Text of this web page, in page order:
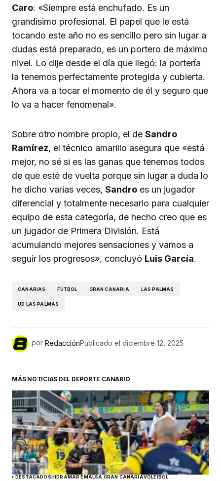
Caro: «Siempre está enchufado. Es un
grandísimo profesional. El papel que le está
tocando este año no es sencillo pero sin lugar a
dudas está preparado, es un portero de máximo
nivel. Lo dije desde el día que llegó: la portería
la tenemos perfectamente protegida y cubierta.
Ahora va a tocar el momento de él y seguro que
lo va a hacer fenomenal».
Sobre otro nombre propio, el de Sandro
Ramírez, el técnico amarillo asegura que «está
mejor, no sé si es las ganas que tenemos todos
de que esté de vuelta porque sin lugar a duda lo
he dicho varias veces, Sandro es un jugador
diferencial y totalmente necesario para cualquier
equipo de esta categoría, de hecho creo que es
un jugador de Primera División. Está
acumulando mejores sensaciones y vamos a
seguir los progresos», concluyó Luis García.
CANARIAS FÚTBOL GRAN CANARIA LAS PALMAS
UD LAS PALMAS
por RedacciónPublicado el diciembre 12, 2025
MÁS NOTICIAS DEL DEPORTE CANARIO
DESTACADOS HIDRAMAR EMALSA GRAN CANARIAVOLEIBOL